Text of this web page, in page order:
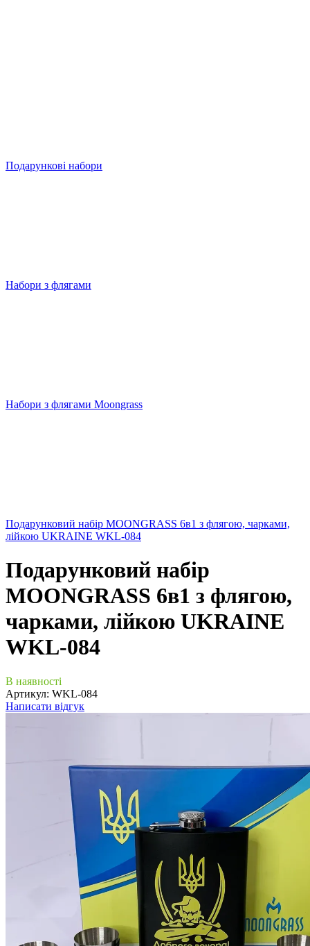
Подарункові набори
Набори з флягами
Набори з флягами Moongrass
Подарунковий набір MOONGRASS 6в1 з флягою, чарками,
лійкою UKRAINE WKL-084
Подарунковий набір
MOONGRASS 6в1 з флягою,
чарками, лійкою UKRAINE
WKL-084
В наявності
Артикул: WKL-084
Написати відгук